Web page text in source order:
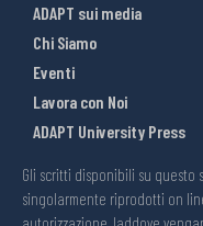
ADAPT sui media
Chi Siamo
Eventi
Lavora con Noi
ADAPT University Press
Gli scritti disponibili su questo
singolarmente riprodotti on